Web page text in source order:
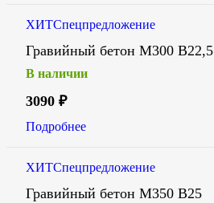
ХИТСпецпредложение
Гравийный бетон М300 В22,5
В наличии
3090 ₽
Подробнее
ХИТСпецпредложение
Гравийный бетон М350 В25